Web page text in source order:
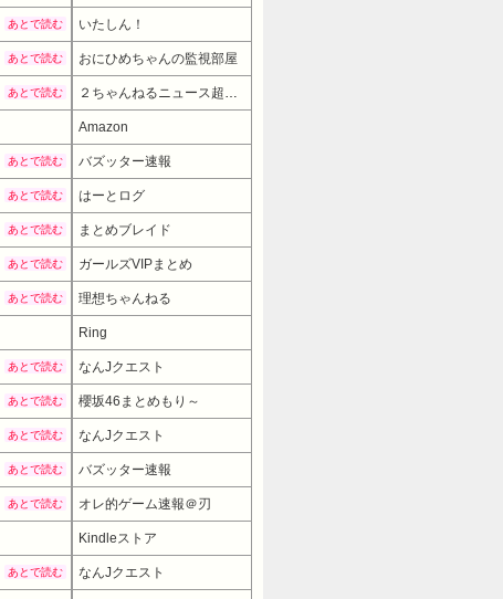
あとで読む いたしん！
あとで読む おにひめちゃんの監視部屋
あとで読む ２ちゃんねるニュース超速まとめ＋
Amazon
あとで読む バズッター速報
あとで読む はーとログ
あとで読む まとめブレイド
あとで読む ガールズVIPまとめ
あとで読む 理想ちゃんねる
Ring
あとで読む なんJクエスト
あとで読む 櫻坂46まとめもり～
あとで読む なんJクエスト
あとで読む バズッター速報
あとで読む オレ的ゲーム速報＠刃
Kindleストア
あとで読む なんJクエスト